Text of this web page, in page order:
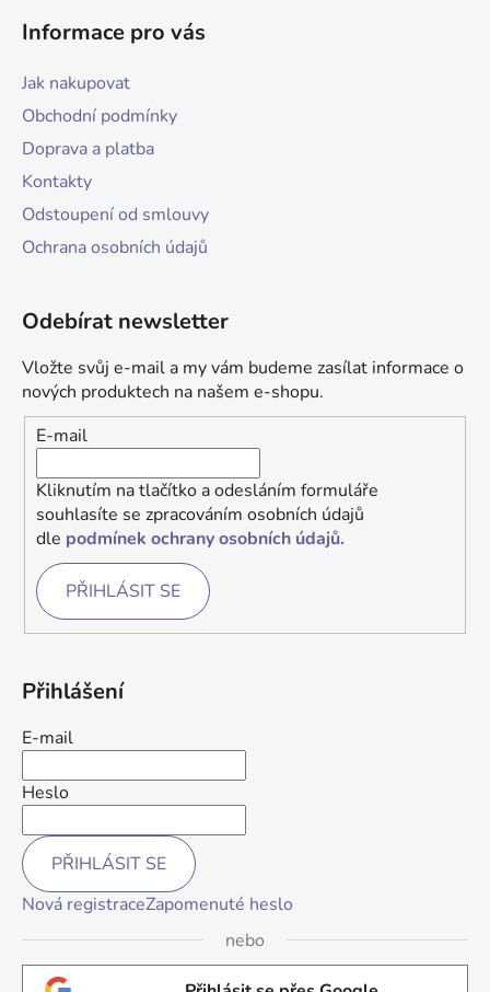
Informace pro vás
Jak nakupovat
Obchodní podmínky
Doprava a platba
Kontakty
Odstoupení od smlouvy
Ochrana osobních údajů
Odebírat newsletter
Vložte svůj e-mail a my vám budeme zasílat informace o
nových produktech na našem e-shopu.
E-mail
Kliknutím na tlačítko a odesláním formuláře
souhlasíte se zpracováním osobních údajů
dle podmínek ochrany osobních údajů.
PŘIHLÁSIT SE
Přihlášení
E-mail
Heslo
PŘIHLÁSIT SE
Nová registraceZapomenuté heslo
nebo